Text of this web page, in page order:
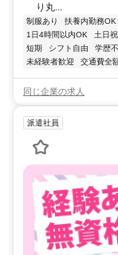
り丸...
制服あり 扶養内勤務OK
1日4時間以内OK
土日
短期
シフト自由 学歴
未経験者歓迎
交通費全
同じ企業の求人
派遣社員